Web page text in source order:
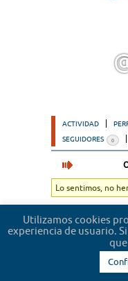
ACTIVIDAD
SEGUIDORES 0
Lo sentimos, no
Utilizamos cookies
experiencia de usuario.